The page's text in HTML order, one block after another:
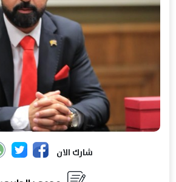
شارك الان